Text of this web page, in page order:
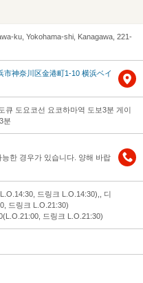
ku, Yokohama-shi, Kanagawa, 221-
市神奈川区金港町1-10 横浜ベイ
큐 도요코선 요코하마역 도보3분 게이
분
한 경우가 있습니다. 양해 바랍
드링크 L.O.14:30),, 디
드링크 L.O.21:30)
드링크 L.O.21:30)